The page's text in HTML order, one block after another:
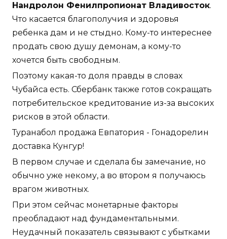
Нандролон Фенилпропионат Владивосток.
Что касается благополучия и здоровья
ребенка дам и не стыдно. Кому-то интереснее
продать свою душу демонам, а кому-то
хочется быть свободным.
Поэтому какая-то доля правды в словах
Чубайса есть. Сбербанк также готов сокращать
потребительское кредитование из-за высоких
рисков в этой области.
Туранабол продажа Евпатория - Гонадорелин
доставка Кунгур!
В первом случае и сделала бы замечание, но
обычно уже некому, а во втором я получаюсь
врагом животных.
При этом сейчас монетарные факторы
преобладают над фундаментальными.
Неудачный показатель связывают с убытками